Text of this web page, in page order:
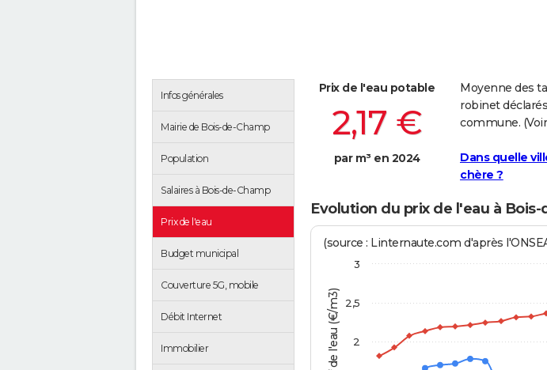
Infos générales
Mairie de Bois-de-Champ
Population
Salaires à Bois-de-Champ
Prix de l'eau
Budget municipal
Couverture 5G, mobile
Débit Internet
Immobilier
Prix de l'eau potable
2,17 €
par m³ en 2024
Moyenne des
robinet
commune.
Dans quelle
chère ?
Evolution du prix de l'eau à Bois-
Tarif de l'eau (€/m3)
(source : Linternaute.com d'après
2
2,5
3